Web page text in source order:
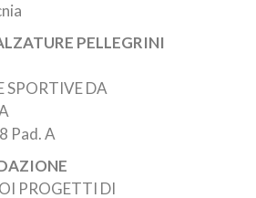
PELLEGRINI
SPORTIVE DA
Pad. A
PROGETTI DI